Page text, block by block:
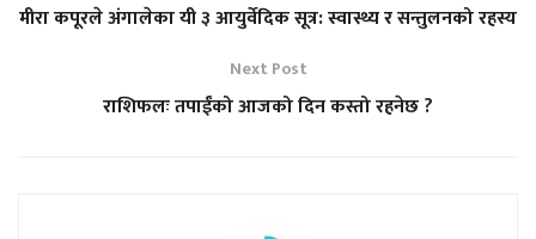
मीरा कपूरले अंगालेका यी ३ आयुर्वेदिक सूत्र: स्वास्थ्य र सन्तुलनको रहस्य
Next Post
राशिफलः तपाईंको आजको दिन कस्तो रहनेछ ?